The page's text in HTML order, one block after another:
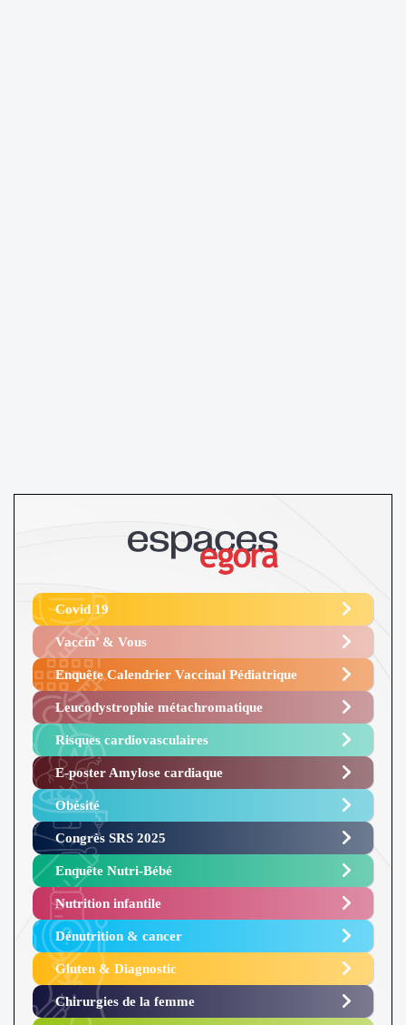
Covid 19
Vaccin’ & Vous
Enquête Calendrier Vaccinal Pédiatrique
Leucodystrophie métachromatique
Risques cardiovasculaires
E-poster Amylose cardiaque ​
Obésité ​
Congrès SRS 2025 ​
Enquête Nutri-Bébé ​
Nutrition infantile
Dénutrition & cancer
Gluten & Diagnostic
Chirurgies de la femme